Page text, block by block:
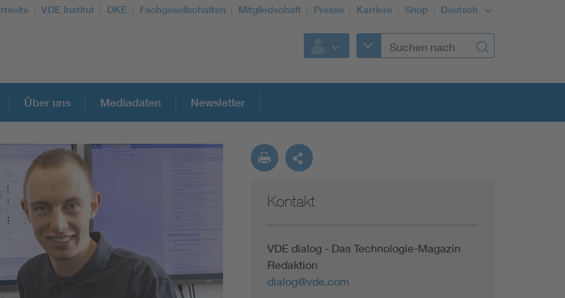
VDE Institut DKE Fachgesellschaften Mitgliedschaft Presse Karriere Shop Deutsch
Über uns Mediadaten Newsletter
Kontakt
VDE dialog - Das Technologie-Magazin
Redaktion
dialog@vde.com